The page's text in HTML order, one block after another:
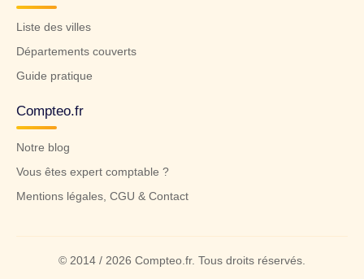
Liste des villes
Départements couverts
Guide pratique
Compteo.fr
Notre blog
Vous êtes expert comptable ?
Mentions légales, CGU & Contact
© 2014 / 2026 Compteo.fr. Tous droits réservés.